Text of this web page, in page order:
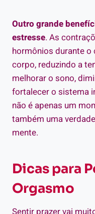
Outro grande
estresse. As
hormônios durante o
corpo, reduzindo a
melhorar o sono,
fortalecer o sistema
não é apenas um
também uma
mente.
Dicas para
Orgasmo